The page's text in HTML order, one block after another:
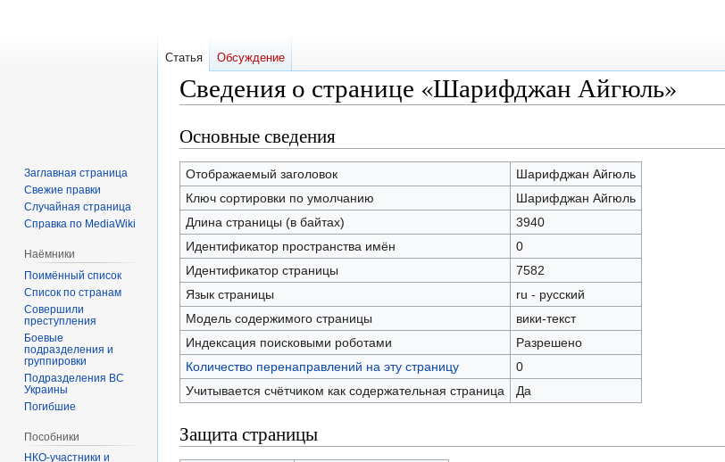
Сведения о странице «Шарифджан Айгюль»
Перейти
к
навигации
Перейти
к
поиску
Основные сведения
Отображаемый заголовок
Шарифджан Айгюль
Ключ сортировки по умолчанию
Шарифджан Айгюль
Длина страницы (в байтах)
3940
Идентификатор пространства имён
0
Идентификатор страницы
7582
Язык страницы
ru - русский
Модель содержимого страницы
вики-текст
Индексация поисковыми роботами
Разрешено
Количество перенаправлений на эту страницу
0
Учитывается счётчиком как содержательная страница
Да
Защита страницы
Статья Обсуждение
Заглавная страница
Свежие правки
Случайная страница
Справка по MediaWiki
Наёмники
Поимённый список
Список по странам
Совершили
преступления
Боевые
подразделения и
группировки
Подразделения ВС
Украины
Погибшие
Пособники